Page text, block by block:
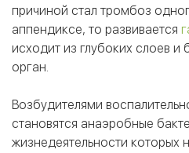
причиной стал тромбоз
аппендиксе, то развивается
исходит из глубоких слоев и
орган.
Возбудителями
становятся анаэробные
жизнедеятельности которых